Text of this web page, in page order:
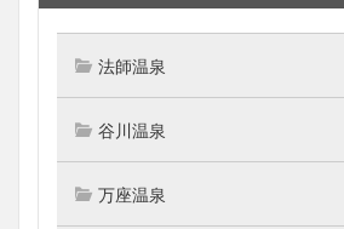
法師温泉
谷川温泉
万座温泉